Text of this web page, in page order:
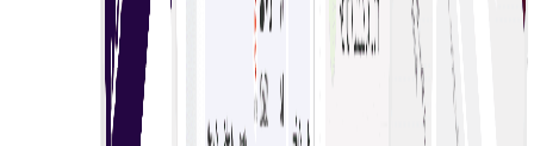
Mulakan bidaan anda